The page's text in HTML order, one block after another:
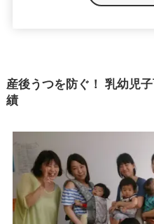
産後うつを防ぐ！ 乳幼児
績